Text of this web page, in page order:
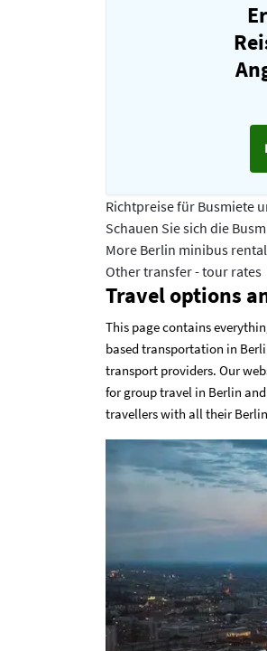
Richtpreise für Busmiete
Schauen Sie sich die
More Berlin minibus
Other transfer - tour rates
Travel options
This page contains
based transportation in
transport providers. Our
for group travel in Berlin
travellers with all their